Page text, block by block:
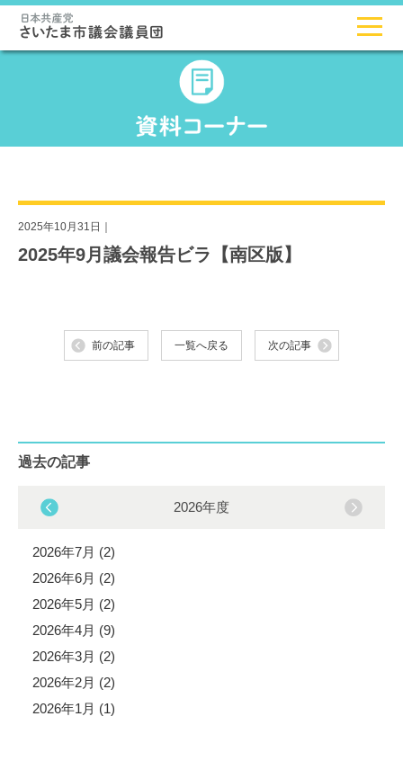
2025年10月31日｜
2025年9月議会報告ビラ【南区版】
前の記事 一覧へ戻る 次の記事
過去の記事
2026年度
2026年7月 (2)
2026年6月 (2)
2026年5月 (2)
2026年4月 (9)
2026年3月 (2)
2026年2月 (2)
2026年1月 (1)